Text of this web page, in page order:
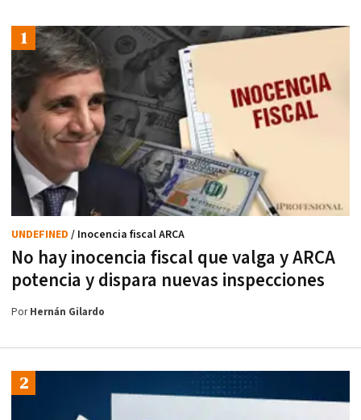
No hay inocencia fiscal que valga y ARCA
potencia y dispara nuevas inspecciones
UNDEFINED / Inocencia fiscal ARCA
PorHernán Gilardo